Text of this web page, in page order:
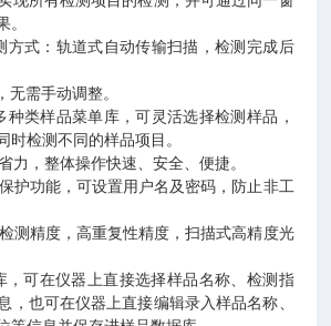
。
方式：轨道式自动传输扫描，检测完成后
无需手动调整。
种类样品菜单库，可灵活选择检测样品，
时检测不同的样品项目。
力，整体操作快速、安全、便捷。
护功能，可设置用户名及密码，防止非工
测精度，高重复性精度，扫描式高精度光
，可在仪器上直接选择样品名称、检测指
，也可在仪器上直接编辑录入样品名称、